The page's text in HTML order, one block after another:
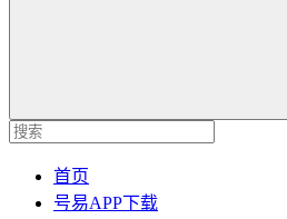
首页
号易APP下载